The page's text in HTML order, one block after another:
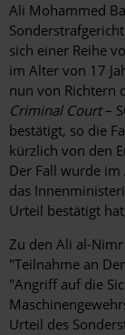
Ali Mohammed
sich einer Reihe
im Alter von 17
nun von Richtern
Criminal Court–
bestätigt, so die
kürzlich von den
Der Fall wurde
das
Urteil bestätigt
Zu den Ali al-
"Teilnahme an
"Angriff auf die
Urteil des